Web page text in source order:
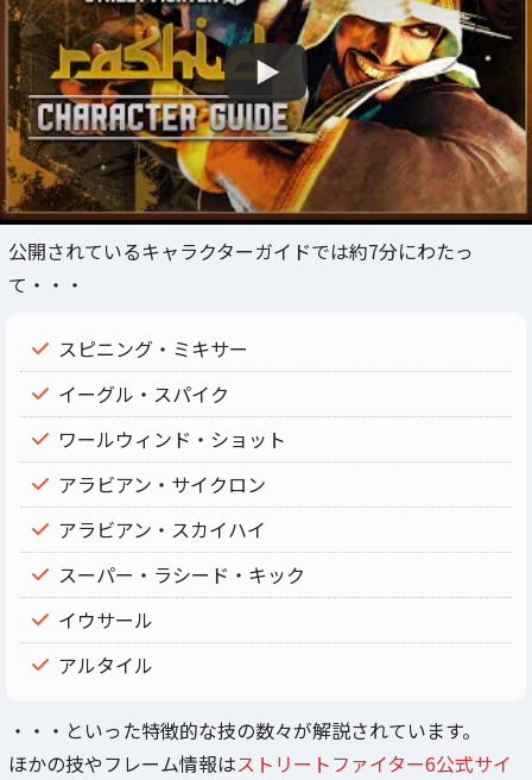
公開されているキャラクターガイドでは約7分にわたっ
て・・・
スピニング・ミキサー
イーグル・スパイク
ワールウィンド・ショット
アラビアン・サイクロン
アラビアン・スカイハイ
スーパー・ラシード・キック
イウサール
アルタイル
・・・といった特徴的な技の数々が解説されています。
ほかの技やフレーム情報はストリートファイター6公式サイ